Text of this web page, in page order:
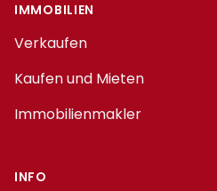
IMMOBILIEN
Verkaufen
Kaufen und Mieten
Immobilienmakler
INFO